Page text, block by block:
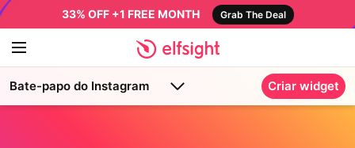
33% OFF +1 FREE MONTH Grab The Deal
Bate-papo do Instagram Criar widget